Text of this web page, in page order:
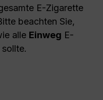
E-Zigarette
beachten Sie,
alle Einweg E-